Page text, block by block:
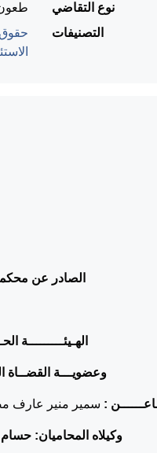
نوع التقاضي
التصنيفات
حقوق
الصادر عن
الهـيئـــــــــة
وعضويـــة القضــاة
: سمير منير عارف
وكيلاه المحاميان: